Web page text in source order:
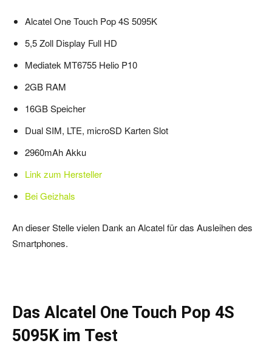
Alcatel One Touch Pop 4S 5095K
5,5 Zoll Display Full HD
Mediatek MT6755 Helio P10
2GB RAM
16GB Speicher
Dual SIM, LTE, microSD Karten Slot
2960mAh Akku
Link zum Hersteller
Bei Geizhals
An dieser Stelle vielen Dank an Alcatel für das Ausleihen des
Smartphones.
Das Alcatel One Touch Pop 4S
5095K im Test